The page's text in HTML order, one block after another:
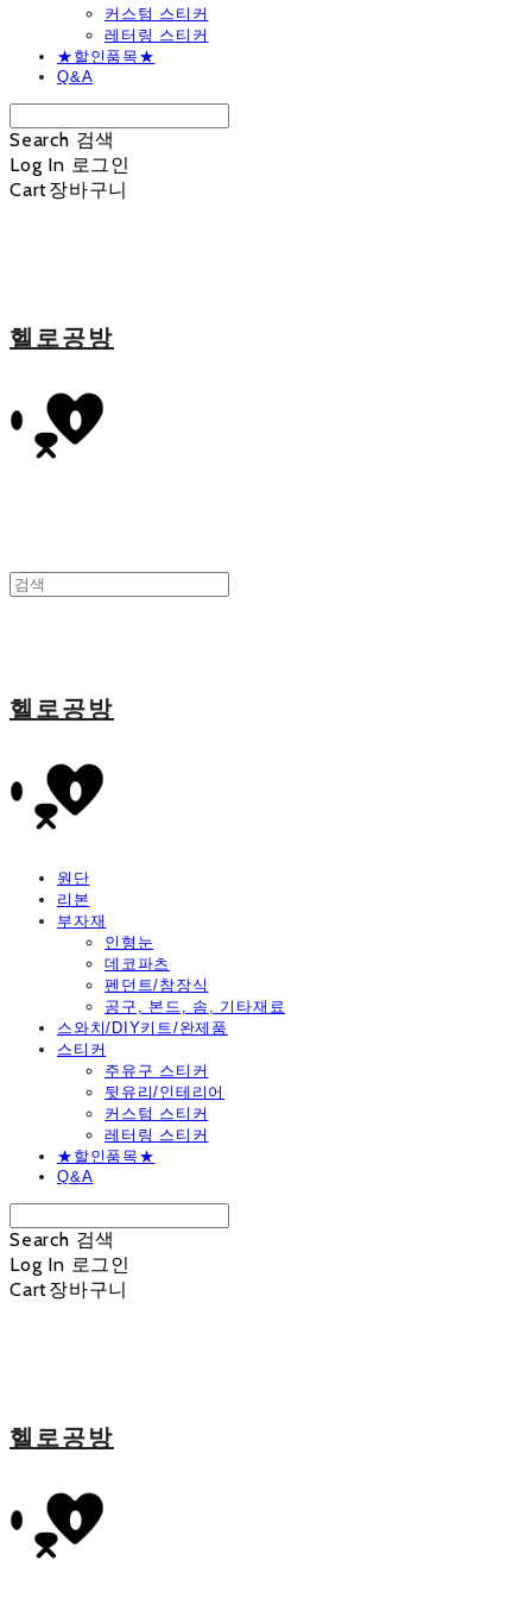
커스텀 스티커
레터링 스티커
★할인품목★
Q&A
Search 검색
Log In 로그인
Cart장바구니
헬로공방
헬로공방
원단
리본
부자재
인형눈
데코파츠
펜던트/참장식
공구, 본드, 솜, 기타재료
스와치/DIY키트/완제품
스티커
주유구 스티커
뒷유리/인테리어
커스텀 스티커
레터링 스티커
★할인품목★
Q&A
Search 검색
Log In 로그인
Cart장바구니
헬로공방